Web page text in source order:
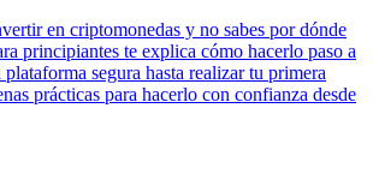
en criptomonedas y no sabes por dónde
principiantes te explica cómo hacerlo paso a
segura hasta realizar tu primera
prácticas para hacerlo con confianza desde